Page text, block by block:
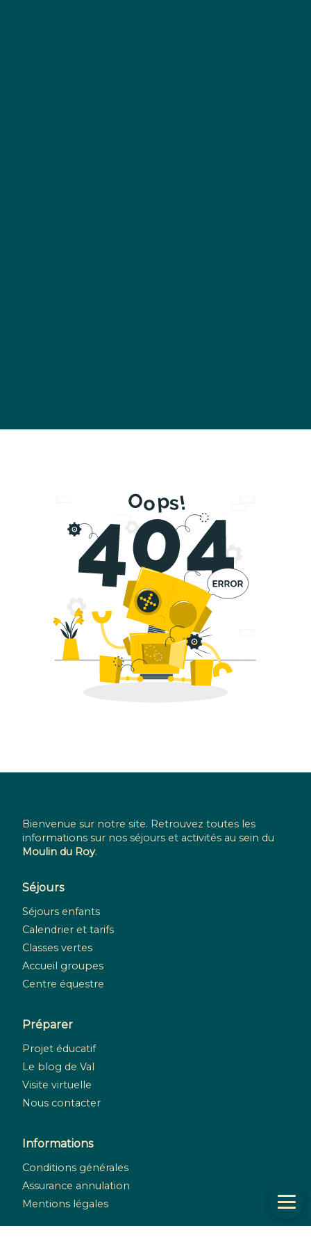
Bienvenue sur notre site. Retrouvez toutes les
informations sur nos séjours et activités au sein du
Moulin du Roy.
Séjours
Séjours enfants
Calendrier et tarifs
Classes vertes
Accueil groupes
Centre équestre
Préparer
Projet éducatif
Le blog de Val
Visite virtuelle
Nous contacter
Informations
Conditions générales
Assurance annulation
Mentions légales